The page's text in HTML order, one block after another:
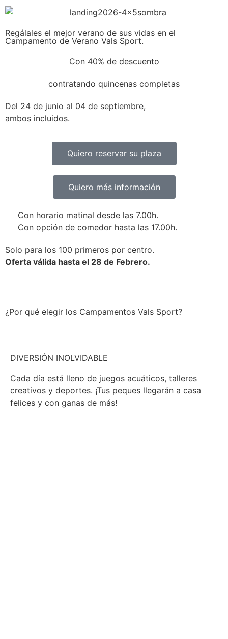
Regálales el mejor verano de sus vidas en el
Campamento de Verano Vals Sport.
Con 40% de descuento
contratando quincenas completas
Del 24 de junio al 04 de septiembre,
ambos incluidos.
Quiero reservar su plaza
Quiero más información
Con horario matinal desde las 7.00h.
Con opción de comedor hasta las 17.00h.
Solo para los 100 primeros por centro.
Oferta válida hasta el 28 de Febrero.
¿Por qué elegir los Campamentos Vals Sport?
DIVERSIÓN INOLVIDABLE
Cada día está lleno de juegos acuáticos, talleres
creativos y deportes. ¡Tus peques llegarán a casa
felices y con ganas de más!